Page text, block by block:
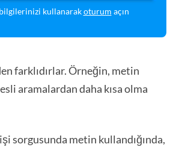
kullanarakoturum açın
farklıdırlar. Örneğin, metin
aramalardan daha kısa olma
sorgusunda metin kullandığında,